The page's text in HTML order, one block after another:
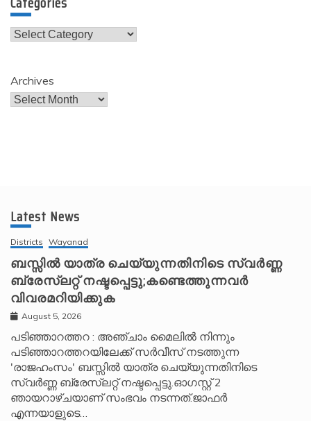
Categories
Archives
Latest News
Districts Wayanad
ബസ്സിൽ യാത്ര ചെയ്യുന്നതിനിടെ സ്വർണ്ണ
ബ്രേസ്‌ലറ്റ് നഷ്ടപ്പെട്ടു;കണ്ടെത്തുന്നവർ
വിവരമറിയിക്കുക
August 5, 2026
പടിഞ്ഞാറത്തറ : അഞ്ചാം മൈലിൽ നിന്നും
പടിഞ്ഞാറത്തറയിലേക്ക് സർവീസ് നടത്തുന്ന
'രാജഹംസം' ബസ്സിൽ യാത്ര ചെയ്യുന്നതിനിടെ
സ്വർണ്ണ ബ്രേസ്‌ലറ്റ് നഷ്ടപ്പെട്ടു.ഓഗസ്റ്റ് 2
ഞായറാഴ്ചയാണ് സംഭവം നടന്നത്.ജാഫർ
എന്നയാളുടെ…